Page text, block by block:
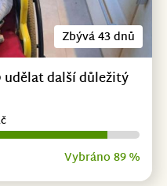
Zbývá 43 dnů
udělat další důležitý
Vybráno 89 %